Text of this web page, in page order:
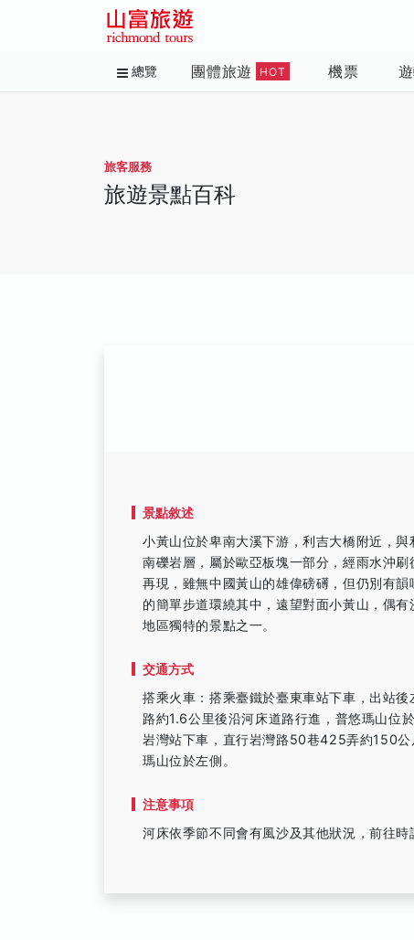
總覽 團體旅遊 HOT 機票
旅客服務
旅遊景點百科
景點敘述
小黃山位於卑南大溪下游，利吉大橋附近，
南礫岩層，屬於歐亞板塊一部分，經雨水沖
再現，雖無中國黃山的雄偉磅礡，但仍別有
的簡單步道環繞其中，遠望對面小黃山，偶
地區獨特的景點之一。
交通方式
搭乘火車：搭乘臺鐵於臺東車站下車，出站
路約1.6公里後沿河床道路行進，普悠瑪山位
岩灣站下車，直行岩灣路50巷425弄約150
瑪山位於左側。
注意事項
河床依季節不同會有風沙及其他狀況，前往時